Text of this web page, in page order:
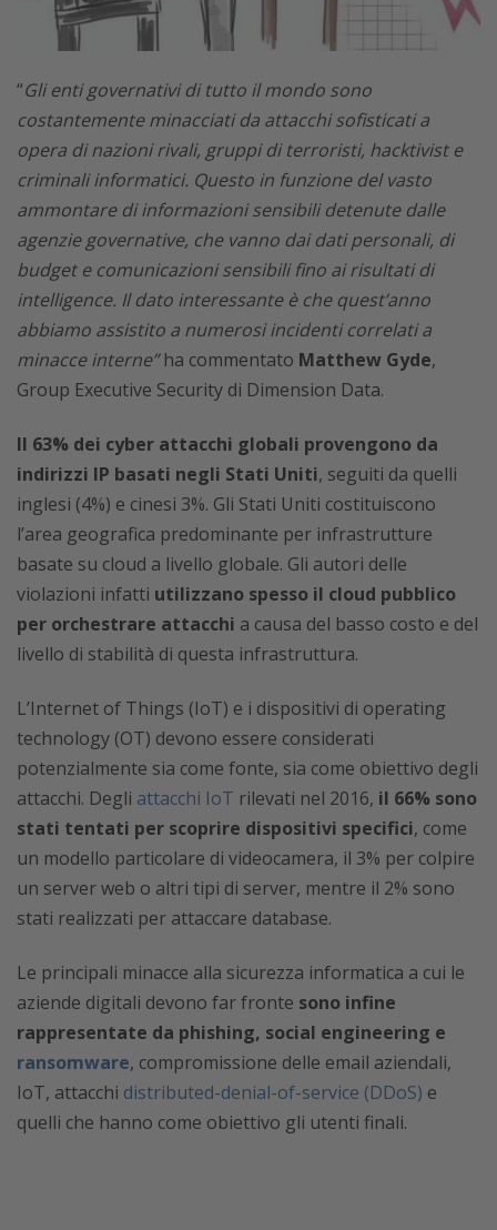
“Gli enti governativi di tutto il mondo sono
costantemente minacciati da attacchi sofisticati a
opera di nazioni rivali, gruppi di terroristi, hacktivist e
criminali informatici. Questo in funzione del vasto
ammontare di informazioni sensibili detenute dalle
agenzie governative, che vanno dai dati personali, di
budget e comunicazioni sensibili fino ai risultati di
intelligence. Il dato interessante è che quest’anno
abbiamo assistito a numerosi incidenti correlati a
minacce interne”ha commentato Matthew Gyde,
Group Executive Security di Dimension Data.
Il 63% dei cyber attacchi globali provengono da
indirizzi IP basati negli Stati Uniti, seguiti da quelli
inglesi (4%) e cinesi 3%. Gli Stati Uniti costituiscono
l’area geografica predominante per infrastrutture
basate su cloud a livello globale. Gli autori delle
violazioni infatti utilizzano spesso il cloud pubblico
per orchestrare attacchi a causa del basso costo e del
livello di stabilità di questa infrastruttura.
L’Internet of Things (IoT) e i dispositivi di operating
technology (OT) devono essere considerati
potenzialmente sia come fonte, sia come obiettivo degli
attacchi. Degli attacchi IoT rilevati nel 2016, il 66% sono
stati tentati per scoprire dispositivi specifici, come
un modello particolare di videocamera, il 3% per colpire
un server web o altri tipi di server, mentre il 2% sono
stati realizzati per attaccare database.
Le principali minacce alla sicurezza informatica a cui le
aziende digitali devono far fronte sono infine
rappresentate da phishing, social engineering e
ransomware, compromissione delle email aziendali,
IoT, attacchi distributed-denial-of-service (DDoS) e
quelli che hanno come obiettivo gli utenti finali.